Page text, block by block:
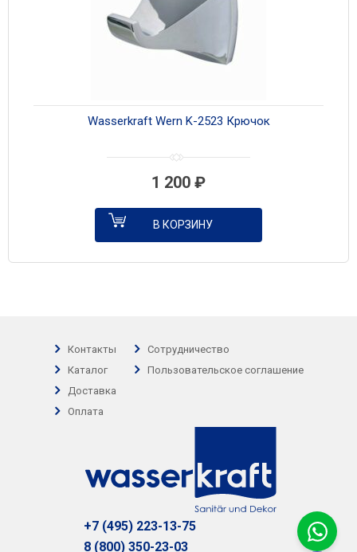
Wasserkraft Wern K-2523 Крючок
1 200 ₽
В КОРЗИНУ
Контакты
Каталог
Доставка
Оплата
Сотрудничество
Пользовательское соглашение
+7 (495) 223-13-75
8 (800) 350-23-03